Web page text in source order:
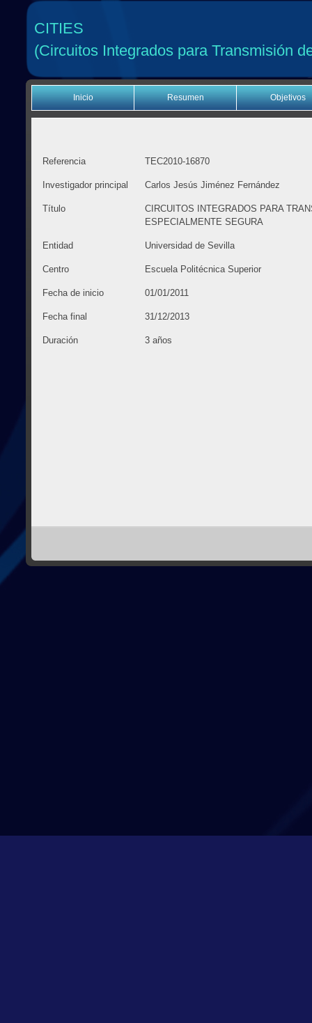
CITIES
(Circuitos Integrados para Transmisión
Inicio Resumen Objetivos
Referencia TEC2010-16870
Investigador principal Carlos Jesús Jiménez Fernández
Título
CIRCUITOS INTEGRADOS PARA
ESPECIALMENTE SEGURA
Entidad Universidad de Sevilla
Centro Escuela Politécnica Superior
Fecha de inicio 01/01/2011
Fecha final 31/12/2013
Duración 3 años